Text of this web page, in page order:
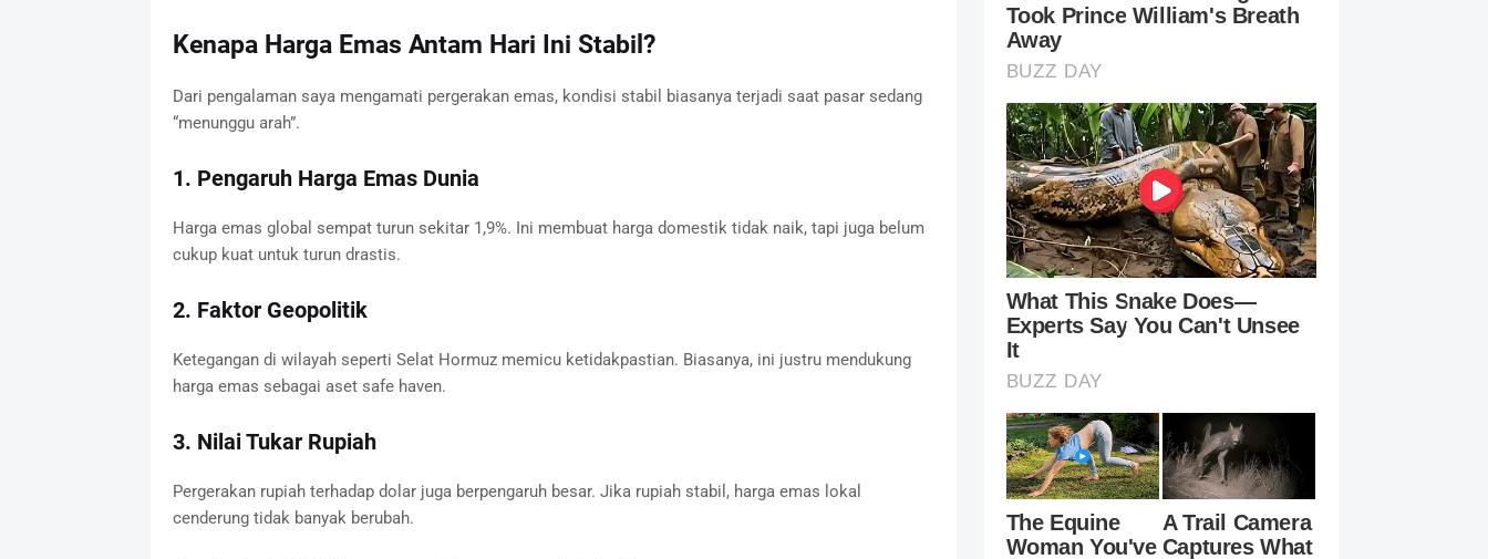
Kenapa Harga Emas Antam Hari Ini Stabil?
Dari pengalaman saya mengamati pergerakan emas, kondisi stabil biasanya terjadi saat pasar sedang
“menunggu arah”.
1. Pengaruh Harga Emas Dunia
Harga emas global sempat turun sekitar 1,9%. Ini membuat harga domestik tidak naik, tapi juga belum
cukup kuat untuk turun drastis.
2. Faktor Geopolitik
Ketegangan di wilayah seperti Selat Hormuz memicu ketidakpastian. Biasanya, ini justru mendukung
harga emas sebagai aset safe haven.
3. Nilai Tukar Rupiah
Pergerakan rupiah terhadap dolar juga berpengaruh besar. Jika rupiah stabil, harga emas lokal
cenderung tidak banyak berubah.